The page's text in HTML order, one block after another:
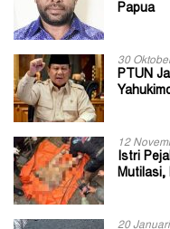
Papua
30
PTUN
12
Istri
Mutilasi,
20